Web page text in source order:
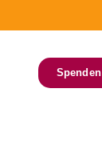
Spenden